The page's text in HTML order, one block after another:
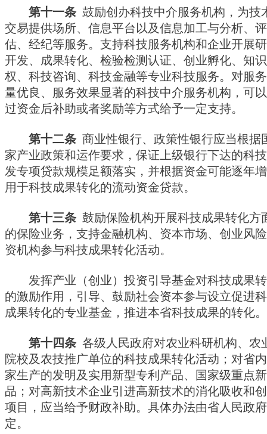
第十一条 鼓励创办科技中介服务机构，为技
交易提供场所、信息平台以及信息加工与分析、评
估、经纪等服务。支持科技服务机构和企业开展
开发、成果转化、检验检测认证、创业孵化、知
权、科技咨询、科技金融等专业科技服务。对服
量优良、服务效果显著的科技中介服务机构，可
过资金后补助或者奖励等方式给予一定支持。
第十二条 商业性银行、政策性银行应当根据
家产业政策和运作要求，保证上级银行下达的科
发专项贷款规模足额落实，并根据资金可能逐年
用于科技成果转化的流动资金贷款。
第十三条 鼓励保险机构开展科技成果转化方
的保险业务，支持金融机构、资本市场、创业风
资机构参与科技成果转化活动。
发挥产业（创业）投资引导基金对科技成果
的激励作用，引导、鼓励社会资本参与设立促进
成果转化的专业基金，推进本省科技成果的转化。
第十四条 各级人民政府对农业科研机构、农
院校及农技推广单位的科技成果转化活动；对省
家生产的发明及实用新型专利产品、国家级重点
品；对高新技术企业引进高新技术的消化吸收和
项目，应当给予财政补助。具体办法由省人民政
定。